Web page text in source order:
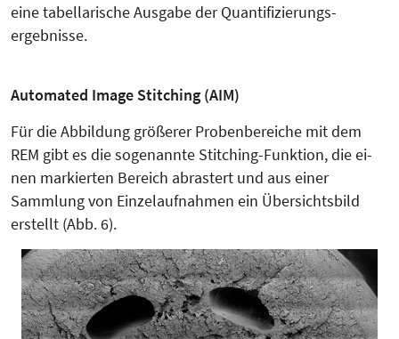
eine tabellari­sche Ausgabe der Quan­tifi­zie­rungs­
ergebnisse.
Automated Image Stitching (AIM)
Für die Abbildung größerer Proben­bereiche mit dem
REM gibt es die sogenannte Stitching-Funktion, die ei­
nen markierten Bereich abrastert und aus einer
Sammlung von Einzel­aufnahmen ein Übersichtsbild
erstellt (Abb. 6).